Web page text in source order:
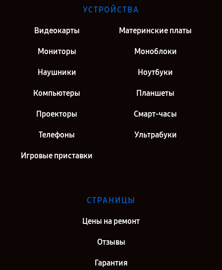
УСТРОЙСТВА
Видеокарты Материнские платы
Мониторы Моноблоки
Наушники Ноутбуки
Компьютеры Планшеты
Проекторы Смарт-часы
Телефоны Ультрабуки
Игровые приставки
СТРАНИЦЫ
Цены на ремонт
Отзывы
Гарантия